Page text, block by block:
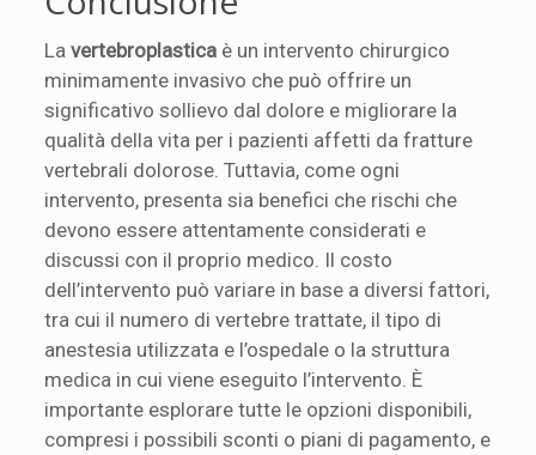
Lavertebroplastica è un intervento chirurgico
minimamente invasivo che può offrire un
significativo sollievo dal dolore e migliorare la
qualità della vita per i pazienti affetti da fratture
vertebrali dolorose. Tuttavia, come ogni
intervento, presenta sia benefici che rischi che
devono essere attentamente considerati e
discussi con il proprio medico. Il costo
dell’intervento può variare in base a diversi fattori,
tra cui il numero di vertebre trattate, il tipo di
anestesia utilizzata e l’ospedale o la struttura
medica in cui viene eseguito l’intervento. È
importante esplorare tutte le opzioni disponibili,
compresi i possibili sconti o piani di pagamento, e